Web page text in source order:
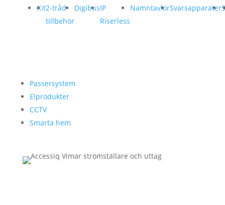
Kit2-tråd
tillbehör
DigibusIP
Riserless
NamntavlorSvarsapparater
Passersystem
Elprodukter
CCTV
Smarta hem